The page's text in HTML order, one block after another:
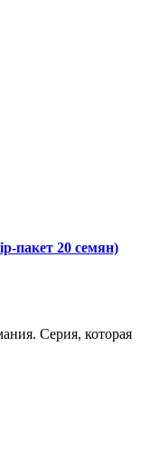
пакет 20 семян)
Серия, которая